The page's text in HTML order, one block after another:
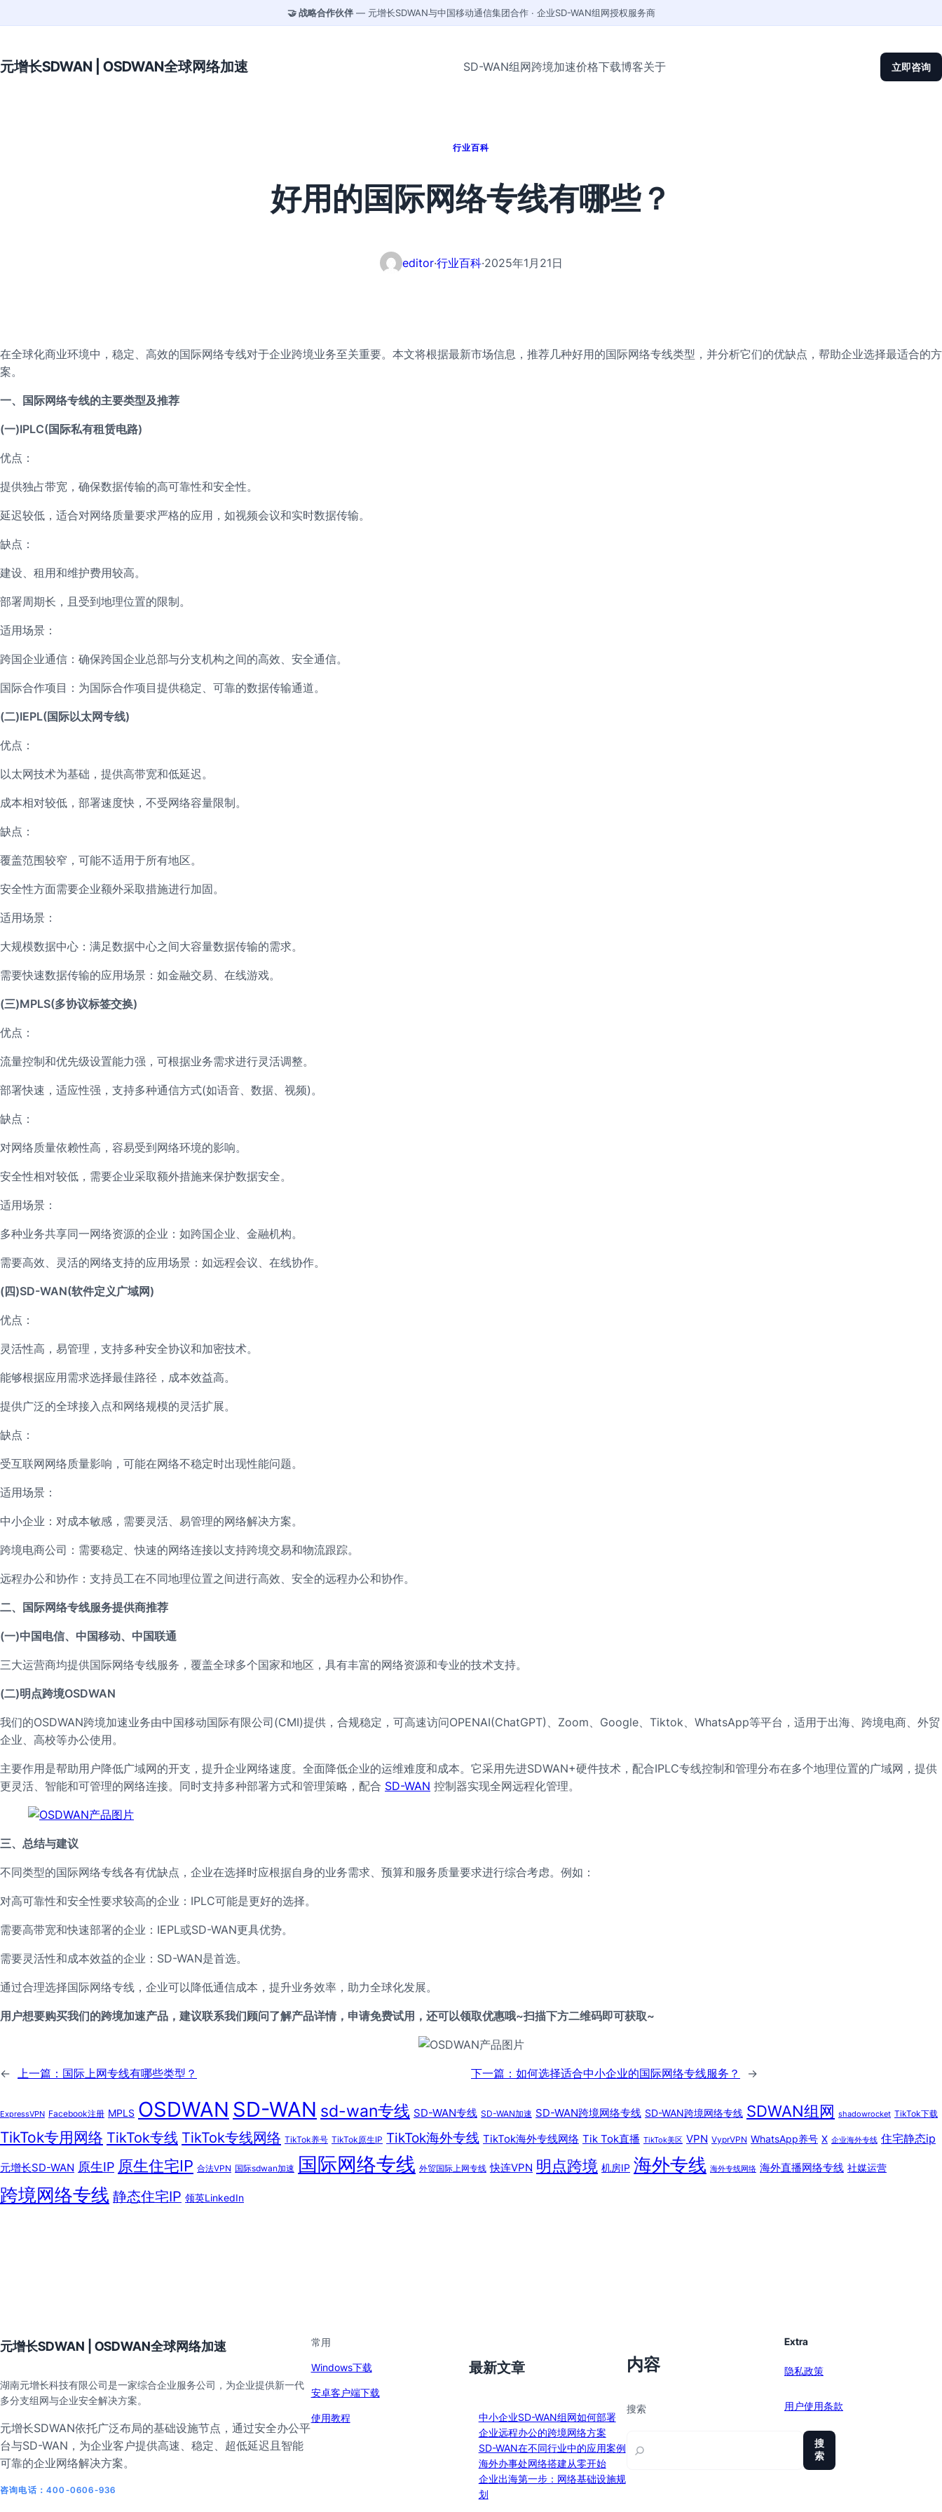
🤝 战略合作伙伴— 元增长SDWAN与中国移动通信集团合作 · 企业SD-WAN组网授权服务商
元增长SDWAN | OSDWAN全球网络加速 SD-WAN组网跨境加速价格下载博客关于 立即咨询
行业百科
好用的国际网络专线有哪些？
editor·行业百科·2025年1月21日
在全球化商业环境中，稳定、高效的国际网络专线对于企业跨境业务至关重要。本文将根据最新市场信息，推荐几种好用的国际网络专线类型，并分析它们的优缺点，帮助企业选择最适合的方
案。
一、国际网络专线的主要类型及推荐
(一)IPLC(国际私有租赁电路)
优点：
提供独占带宽，确保数据传输的高可靠性和安全性。
延迟较低，适合对网络质量要求严格的应用，如视频会议和实时数据传输。
缺点：
建设、租用和维护费用较高。
部署周期长，且受到地理位置的限制。
适用场景：
跨国企业通信：确保跨国企业总部与分支机构之间的高效、安全通信。
国际合作项目：为国际合作项目提供稳定、可靠的数据传输通道。
(二)IEPL(国际以太网专线)
优点：
以太网技术为基础，提供高带宽和低延迟。
成本相对较低，部署速度快，不受网络容量限制。
缺点：
覆盖范围较窄，可能不适用于所有地区。
安全性方面需要企业额外采取措施进行加固。
适用场景：
大规模数据中心：满足数据中心之间大容量数据传输的需求。
需要快速数据传输的应用场景：如金融交易、在线游戏。
(三)MPLS(多协议标签交换)
优点：
流量控制和优先级设置能力强，可根据业务需求进行灵活调整。
部署快速，适应性强，支持多种通信方式(如语音、数据、视频)。
缺点：
对网络质量依赖性高，容易受到网络环境的影响。
安全性相对较低，需要企业采取额外措施来保护数据安全。
适用场景：
多种业务共享同一网络资源的企业：如跨国企业、金融机构。
需要高效、灵活的网络支持的应用场景：如远程会议、在线协作。
(四)SD-WAN(软件定义广域网)
优点：
灵活性高，易管理，支持多种安全协议和加密技术。
能够根据应用需求选择最佳路径，成本效益高。
提供广泛的全球接入点和网络规模的灵活扩展。
缺点：
受互联网网络质量影响，可能在网络不稳定时出现性能问题。
适用场景：
中小企业：对成本敏感，需要灵活、易管理的网络解决方案。
跨境电商公司：需要稳定、快速的网络连接以支持跨境交易和物流跟踪。
远程办公和协作：支持员工在不同地理位置之间进行高效、安全的远程办公和协作。
二、国际网络专线服务提供商推荐
(一)中国电信、中国移动、中国联通
三大运营商均提供国际网络专线服务，覆盖全球多个国家和地区，具有丰富的网络资源和专业的技术支持。
(二)明点跨境OSDWAN
我们的OSDWAN跨境加速业务由中国移动国际有限公司(CMI)提供，合规稳定，可高速访问OPENAI(ChatGPT)、Zoom、Google、Tiktok、WhatsApp等平台，适用于出海、跨境电商、外贸
企业、高校等办公使用。
主要作用是帮助用户降低广域网的开支，提升企业网络速度。全面降低企业的运维难度和成本。它采用先进SDWAN+硬件技术，配合IPLC专线控制和管理分布在多个地理位置的广域网，提供
更灵活、智能和可管理的网络连接。同时支持多种部署方式和管理策略，配合 SD-WAN 控制器实现全网远程化管理。
三、总结与建议
不同类型的国际网络专线各有优缺点，企业在选择时应根据自身的业务需求、预算和服务质量要求进行综合考虑。例如：
对高可靠性和安全性要求较高的企业：IPLC可能是更好的选择。
需要高带宽和快速部署的企业：IEPL或SD-WAN更具优势。
需要灵活性和成本效益的企业：SD-WAN是首选。
通过合理选择国际网络专线，企业可以降低通信成本，提升业务效率，助力全球化发展。
用户想要购买我们的跨境加速产品 ，建议联系我们顾问了解产品详情，申请免费试用，还可以领取优惠哦~扫描下方二维码即可获取~
← 上一篇： 国际上网专线有哪些类型？ 下一篇： 如何选择适合中小企业的国际网络专线服务？ →
ExpressVPN Facebook注册 MPLS OSDWAN SD-WAN sd-wan专线 SD-WAN专线 SD-WAN加速 SD-WAN跨境网络专线 SD-WAN跨境网络专线 SDWAN组网 shadowrocket TikTok下载
TikTok专用网络 TikTok专线 TikTok专线网络 TikTok养号 TikTok原生IP TikTok海外专线 TikTok海外专线网络 Tik Tok直播 TikTok美区 VPN VyprVPN WhatsApp养号 X 企业海外专线 住宅静态ip
元增长SD-WAN 原生IP 原生住宅IP 合法VPN 国际sdwan加速 国际网络专线 外贸国际上网专线 快连VPN 明点跨境 机房IP 海外专线 海外专线网络 海外直播网络专线 社媒运营
跨境网络专线 静态住宅IP 领英LinkedIn
元增长SDWAN | OSDWAN全球网络加速
湖南元增长科技有限公司是一家综合企业服务公司，为企业提供新一代
多分支组网与企业安全解决方案。
元增长SDWAN依托广泛布局的基础设施节点，通过安全办公平
台与SD-WAN，为企业客户提供高速、稳定、超低延迟且智能
可靠的企业网络解决方案。
咨询电话：400-0606-936
常用
Windows下载
安卓客户端下载
使用教程
最新文章
中小企业SD-WAN组网如何部署
企业远程办公的跨境网络方案
SD-WAN在不同行业中的应用案例
海外办事处网络搭建从零开始
企业出海第一步：网络基础设施规
划
内容
搜索
搜
索
Extra
隐私政策
用户使用条款
sitemap